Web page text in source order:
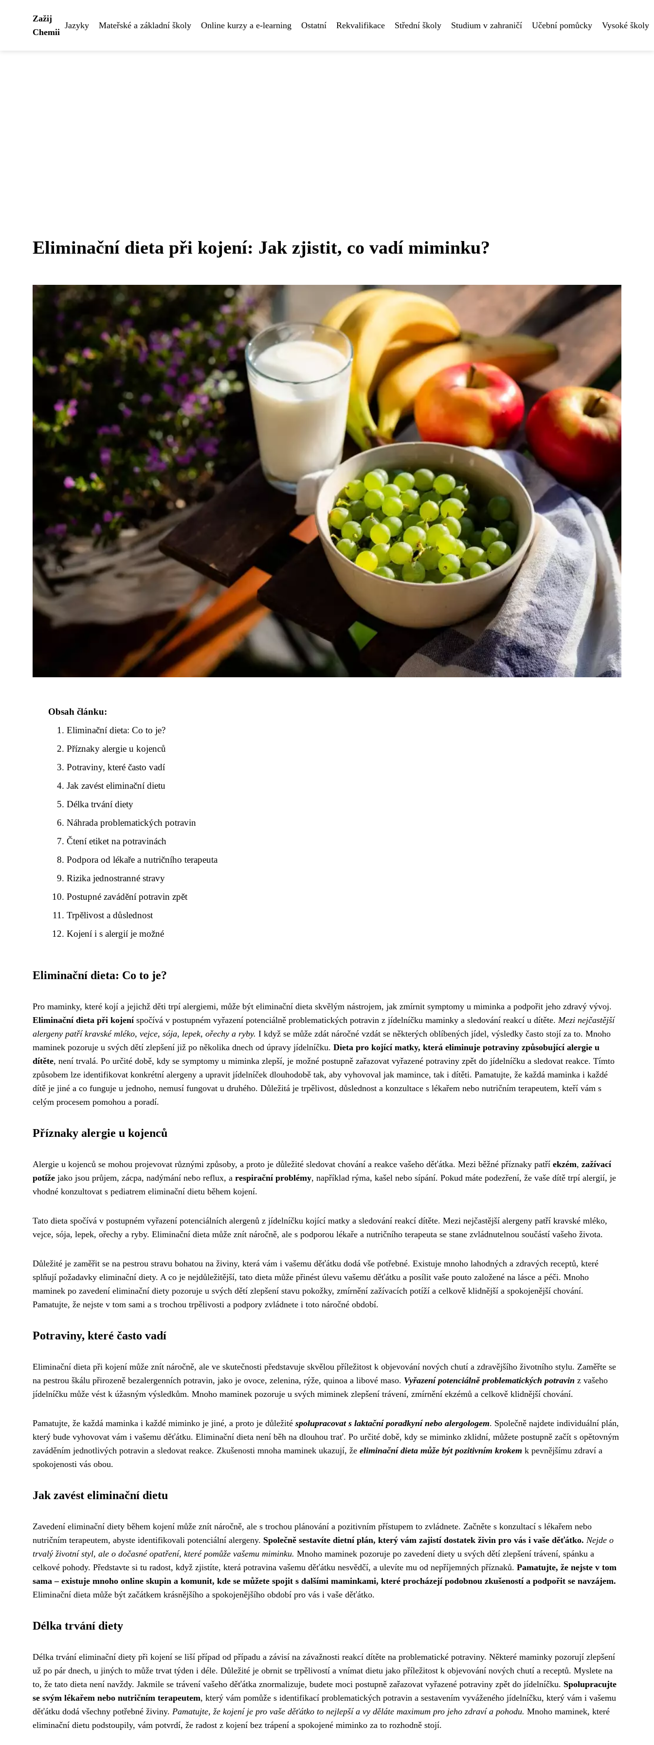
Zažij
Chemii
Jazyky Mateřské a základní školy Online kurzy a e-learning Ostatní Rekvalifikace Střední školy Studium v zahraničí Učební pomůcky Vysoké školy
Eliminační dieta při kojení: Jak zjistit, co vadí miminku?
Obsah článku:
Eliminační dieta: Co to je?
Příznaky alergie u kojenců
Potraviny, které často vadí
Jak zavést eliminační dietu
Délka trvání diety
Náhrada problematických potravin
Čtení etiket na potravinách
Podpora od lékaře a nutričního terapeuta
Rizika jednostranné stravy
Postupné zavádění potravin zpět
Trpělivost a důslednost
Kojení i s alergií je možné
Eliminační dieta: Co to je?
Pro maminky, které kojí a jejichž děti trpí alergiemi, může být eliminační dieta skvělým nástrojem, jak zmírnit symptomy u miminka a podpořit jeho zdravý vývoj.
Eliminační dieta při kojeníspočívá v postupném vyřazení potenciálně problematických potravin z jídelníčku maminky a sledování reakcí u dítěte. Mezi nejčastější
alergeny patří kravské mléko, vejce, sója, lepek, ořechy a ryby. I když se může zdát náročné vzdát se některých oblíbených jídel, výsledky často stojí za to. Mnoho
maminek pozoruje u svých dětí zlepšení již po několika dnech od úpravy jídelníčku. Dieta pro kojící matky, která eliminuje potraviny způsobující alergie u
dítěte, není trvalá. Po určité době, kdy se symptomy u miminka zlepší, je možné postupně zařazovat vyřazené potraviny zpět do jídelníčku a sledovat reakce. Tímto
způsobem lze identifikovat konkrétní alergeny a upravit jídelníček dlouhodobě tak, aby vyhovoval jak mamince, tak i dítěti. Pamatujte, že každá maminka i každé
dítě je jiné a co funguje u jednoho, nemusí fungovat u druhého. Důležitá je trpělivost, důslednost a konzultace s lékařem nebo nutričním terapeutem, kteří vám s
celým procesem pomohou a poradí.
Příznaky alergie u kojenců
Alergie u kojenců se mohou projevovat různými způsoby, a proto je důležité sledovat chování a reakce vašeho děťátka. Mezi běžné příznaky patří ekzém, zažívací
potíže jako jsou průjem, zácpa, nadýmání nebo reflux, a respirační problémy, například rýma, kašel nebo sípání. Pokud máte podezření, že vaše dítě trpí alergií, je
vhodné konzultovat s pediatrem eliminační dietu během kojení.
Tato dieta spočívá v postupném vyřazení potenciálních alergenů z jídelníčku kojící matky a sledování reakcí dítěte. Mezi nejčastější alergeny patří kravské mléko,
vejce, sója, lepek, ořechy a ryby. Eliminační dieta může znít náročně, ale s podporou lékaře a nutričního terapeuta se stane zvládnutelnou součástí vašeho života.
Důležité je zaměřit se na pestrou stravu bohatou na živiny, která vám i vašemu děťátku dodá vše potřebné. Existuje mnoho lahodných a zdravých receptů, které
splňují požadavky eliminační diety. A co je nejdůležitější, tato dieta může přinést úlevu vašemu děťátku a posílit vaše pouto založené na lásce a péči. Mnoho
maminek po zavedení eliminační diety pozoruje u svých dětí zlepšení stavu pokožky, zmírnění zažívacích potíží a celkově klidnější a spokojenější chování.
Pamatujte, že nejste v tom sami a s trochou trpělivosti a podpory zvládnete i toto náročné období.
Potraviny, které často vadí
Eliminační dieta při kojení může znít náročně, ale ve skutečnosti představuje skvělou příležitost k objevování nových chutí a zdravějšího životního stylu. Zaměřte se
na pestrou škálu přirozeně bezalergenních potravin, jako je ovoce, zelenina, rýže, quinoa a libové maso. Vyřazení potenciálně problematických potravin z vašeho
jídelníčku může vést k úžasným výsledkům. Mnoho maminek pozoruje u svých miminek zlepšení trávení, zmírnění ekzémů a celkově klidnější chování.
Pamatujte, že každá maminka i každé miminko je jiné, a proto je důležité spolupracovat s laktační poradkyní nebo alergologem. Společně najdete individuální plán,
který bude vyhovovat vám i vašemu děťátku. Eliminační dieta není běh na dlouhou trať. Po určité době, kdy se miminko zklidní, můžete postupně začít s opětovným
zaváděním jednotlivých potravin a sledovat reakce. Zkušenosti mnoha maminek ukazují, že eliminační dieta může být pozitivním krokem k pevnějšímu zdraví a
spokojenosti vás obou.
Jak zavést eliminační dietu
Zavedení eliminační diety během kojení může znít náročně, ale s trochou plánování a pozitivním přístupem to zvládnete. Začněte s konzultací s lékařem nebo
nutričním terapeutem, abyste identifikovali potenciální alergeny. Společně sestavíte dietní plán, který vám zajistí dostatek živin pro vás i vaše děťátko. Nejde o
trvalý životní styl, ale o dočasné opatření, které pomůže vašemu miminku. Mnoho maminek pozoruje po zavedení diety u svých dětí zlepšení trávení, spánku a
celkové pohody. Představte si tu radost, když zjistíte, která potravina vašemu děťátku nesvědčí, a ulevíte mu od nepříjemných příznaků. Pamatujte, že nejste v tom
sama – existuje mnoho online skupin a komunit, kde se můžete spojit s dalšími maminkami, které procházejí podobnou zkušeností a podpořit se navzájem.
Eliminační dieta může být začátkem krásnějšího a spokojenějšího období pro vás i vaše děťátko.
Délka trvání diety
Délka trvání eliminační diety při kojení se liší případ od případu a závisí na závažnosti reakcí dítěte na problematické potraviny. Některé maminky pozorují zlepšení
už po pár dnech, u jiných to může trvat týden i déle. Důležité je obrnit se trpělivostí a vnímat dietu jako příležitost k objevování nových chutí a receptů. Myslete na
to, že tato dieta není navždy. Jakmile se trávení vašeho děťátka znormalizuje, budete moci postupně zařazovat vyřazené potraviny zpět do jídelníčku. Spolupracujte
se svým lékařem nebo nutričním terapeutem, který vám pomůže s identifikací problematických potravin a sestavením vyváženého jídelníčku, který vám i vašemu
děťátku dodá všechny potřebné živiny. Pamatujte, že kojení je pro vaše děťátko to nejlepší a vy děláte maximum pro jeho zdraví a pohodu. Mnoho maminek, které
eliminační dietu podstoupily, vám potvrdí, že radost z kojení bez trápení a spokojené miminko za to rozhodně stojí.